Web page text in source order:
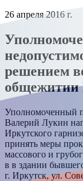
26 апреля 2016 г.
решением
Уполномоченный
Валерий Лукин
Иркутского
принять меры
массового и
в в здании
г. Иркутск, ул.